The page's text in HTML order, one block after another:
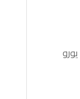
تُوفّر شركة حداثة الدولية كورسات لغة ألمانية (A1 – A2 – B1) بأسلوب بطيء ومكثّف، مجانًا للمتعاقدين، أو بتكلفة 250 يورو